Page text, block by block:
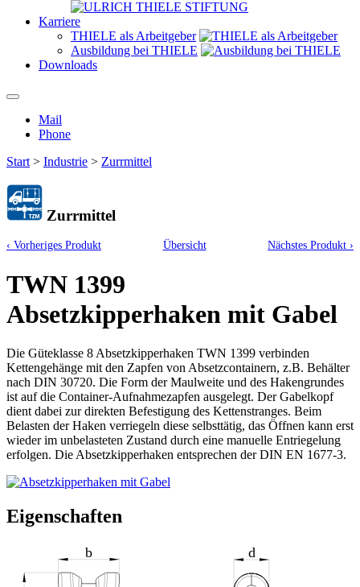
Karriere
THIELE als Arbeitgeber
Ausbildung bei THIELE
Downloads
Mail
Phone
Start > Industrie > Zurrmittel
Zurrmittel
‹ Vorheriges Produkt Übersicht Nächstes Produkt ›
TWN 1399
Absetzkipperhaken mit Gabel
Die Güteklasse 8 Absetzkipperhaken TWN 1399 verbinden
Kettengehänge mit den Zapfen von Absetzcontainern, z.B. Behälter
nach DIN 30720. Die Form der Maulweite und des Hakengrundes
ist auf die Container-Aufnahmezapfen ausgelegt. Der Gabelkopf
dient dabei zur direkten Befestigung des Kettenstranges. Beim
Belasten der Haken verriegeln diese selbsttätig, das Öffnen kann erst
wieder im unbelasteten Zustand durch eine manuelle Entriegelung
erfolgen. Die Absetzkipperhaken entsprechen der DIN EN 1677-3.
Eigenschaften